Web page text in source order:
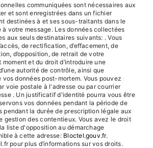
communiquées sont nécessaires aux
et sont enregistrées dans un fichier
destinées à et ses sous-traitants dans le
à votre message. Les données collectées
aux seuls destinataires suivants: . Vous
de rectification, d’effacement, de
d’opposition, de retrait de votre
et du droit d’introduire une
autorité de contrôle, ainsi que
vos données post-mortem. Vous pouvez
voie postale à l'adresse ou par courrier
. Un justificatif d'identité pourra vous être
vos données pendant la période de
pendant la durée de prescription légale aux
gestion des contentieux. Vous avez le droit
liste d'opposition au démarchage
à cette adresse: Bloctel.gouv.fr.
pour plus d’informations sur vos droits.